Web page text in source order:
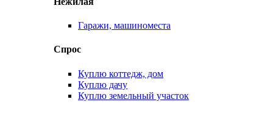
Гаражи, машиноместа
Спрос
Куплю коттедж, дом
Куплю дачу
Куплю земельный участок